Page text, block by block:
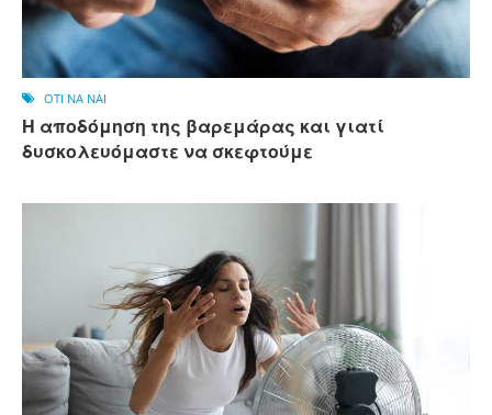
OTI NA NAI
Η αποδόμηση της βαρεμάρας και γιατί
δυσκολευόμαστε να σκεφτούμε